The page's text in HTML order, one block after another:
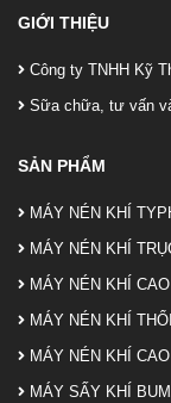
GIỚI THIỆU
Công ty TNHH Kỹ
Sữa chữa, tư vấn
SẢN PHẨM
MÁY NÉN KHÍ
MÁY NÉN KHÍ
MÁY NÉN KHÍ
MÁY NÉN KHÍ
MÁY NÉN KHÍ
MÁY SẤY KHÍ